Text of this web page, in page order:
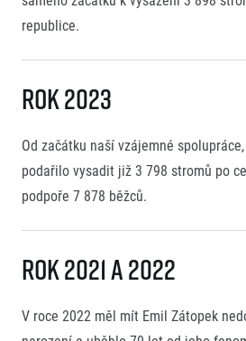
republice.
Rok 2023
Od začátku naší vzájemné
podařilo vysadit již 3 798 stromů po
podpoře 7 878 běžců.
Rok 2021 a 2022
V roce 2022 měl mít Emil Zátopek